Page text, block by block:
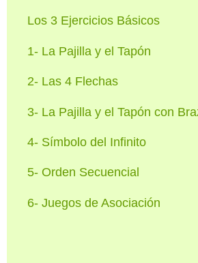
Los 3 Ejercicios Básicos
1- La Pajilla y el Tapón
2- Las 4 Flechas
3- La Pajilla y el Tapón con
4- Símbolo del Infinito
5- Orden Secuencial
6- Juegos de Asociación